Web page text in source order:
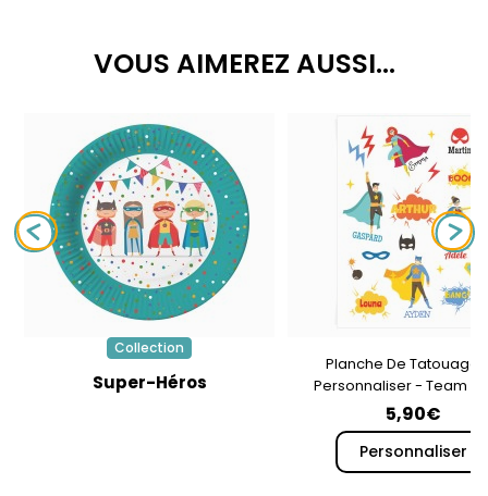
VOUS AIMEREZ AUSSI...
Collection
Super-Héros
Planche De
Personnaliser - Team
Héros
5,90€
Personnaliser